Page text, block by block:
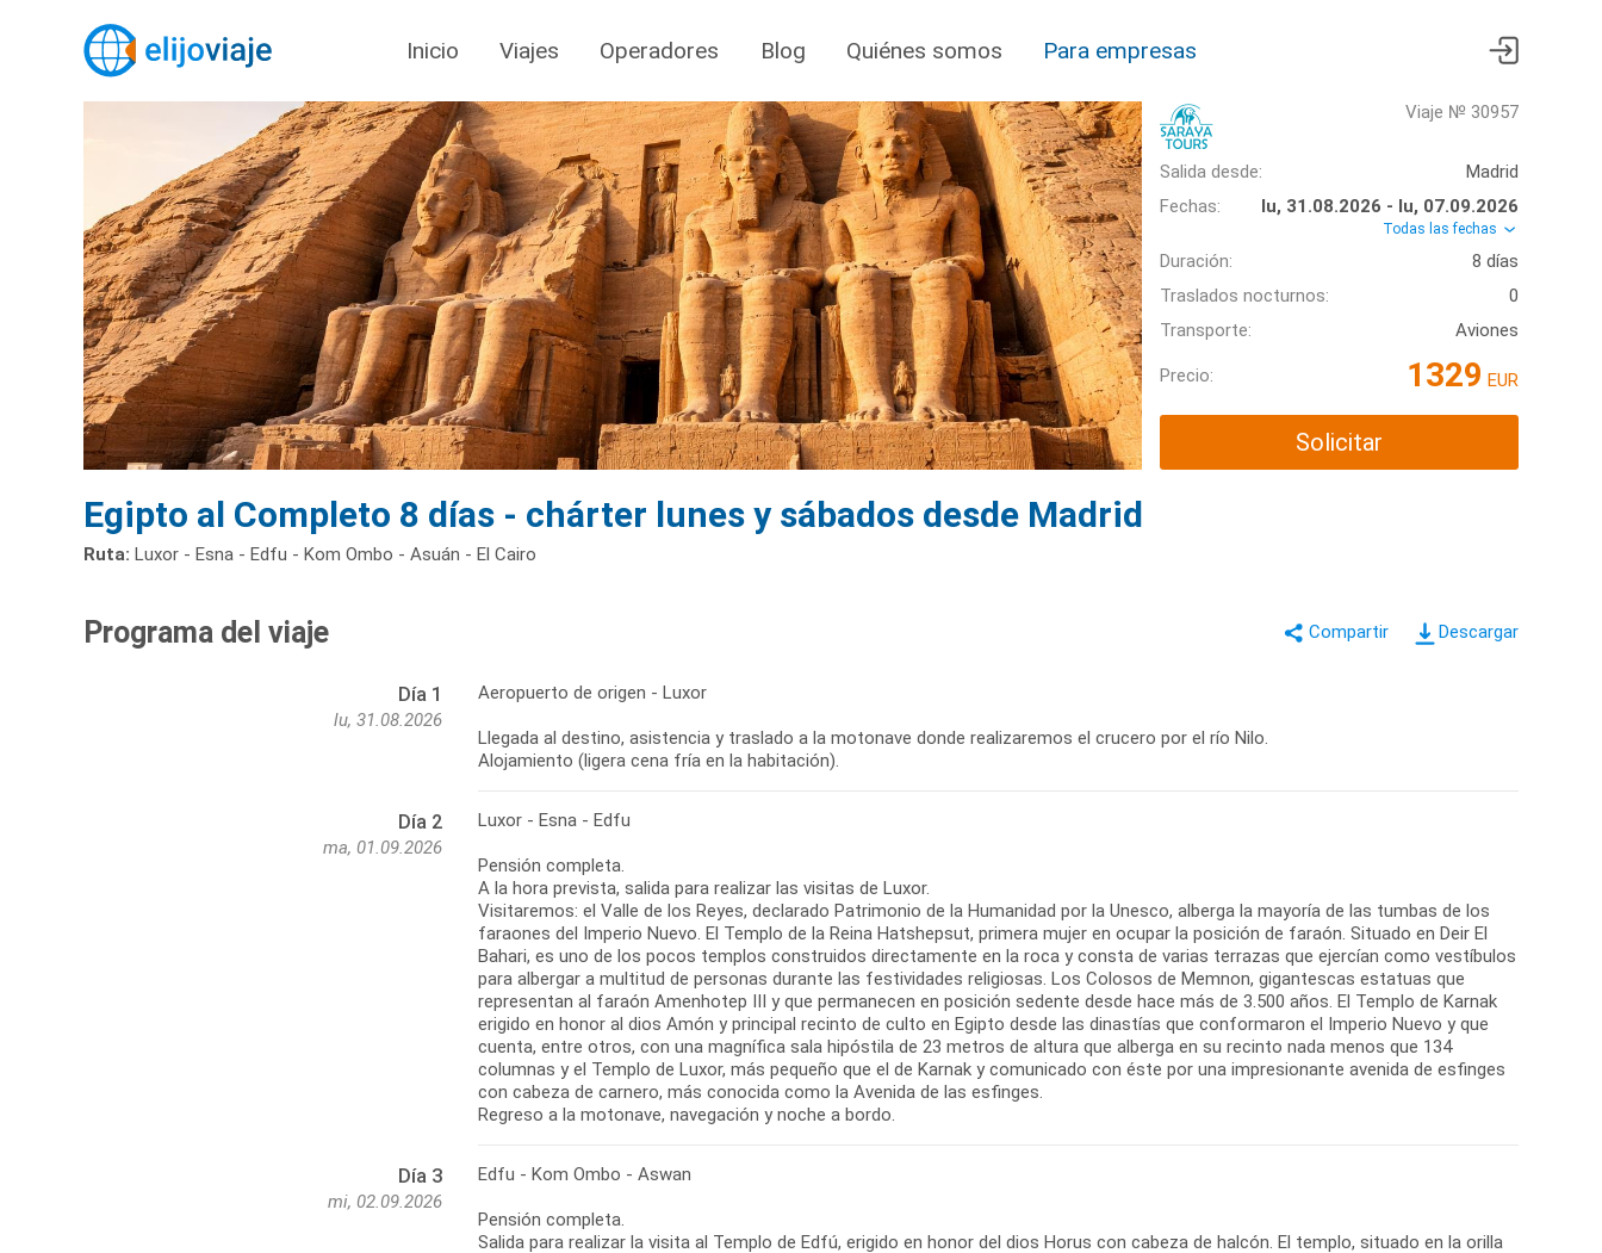
Inicio Viajes Operadores Blog Quiénes somos Para empresas
Viaje № 30957
Salida desde:
Madrid
Fechas:
lu, 31.08.2026 - lu, 07.09.2026
Todas las fechas
Duración:
8 días
Traslados nocturnos:
0
Transporte:
Aviones
Precio: 1329 EUR
Solicitar
Egipto al Completo 8 días - chárter lunes y sábados desde Madrid
Ruta: Luxor - Esna - Edfu - Kom Ombo - Asuán - El Cairo
Descargar
Programa del viaje
Día 1
lu, 31.08.2026
Aeropuerto de origen - Luxor
Llegada al destino, asistencia y traslado a la motonave donde realizaremos el crucero por el río Nilo.
Alojamiento (ligera cena fría en la habitación).
Día 2
ma, 01.09.2026
Luxor - Esna - Edfu
Pensión completa.
A la hora prevista, salida para realizar las visitas de Luxor.
Visitaremos: el Valle de los Reyes, declarado Patrimonio de la Humanidad por la Unesco, alberga la mayoría de las tumbas de los
faraones del Imperio Nuevo. El Templo de la Reina Hatshepsut, primera mujer en ocupar la posición de faraón. Situado en Deir El
Bahari, es uno de los pocos templos construidos directamente en la roca y consta de varias terrazas que ejercían como vestíbulos
para albergar a multitud de personas durante las festividades religiosas. Los Colosos de Memnon, gigantescas estatuas que
representan al faraón Amenhotep III y que permanecen en posición sedente desde hace más de 3.500 años. El Templo de Karnak
erigido en honor al dios Amón y principal recinto de culto en Egipto desde las dinastías que conformaron el Imperio Nuevo y que
cuenta, entre otros, con una magnífica sala hipóstila de 23 metros de altura que alberga en su recinto nada menos que 134
columnas y el Templo de Luxor, más pequeño que el de Karnak y comunicado con éste por una impresionante avenida de esfinges
con cabeza de carnero, más conocida como la Avenida de las esfinges.
Regreso a la motonave, navegación y noche a bordo.
Día 3
mi, 02.09.2026
Edfu - Kom Ombo - Aswan
Pensión completa.
Salida para realizar la visita al Templo de Edfú, erigido en honor del dios Horus con cabeza de halcón. El templo, situado en la orilla